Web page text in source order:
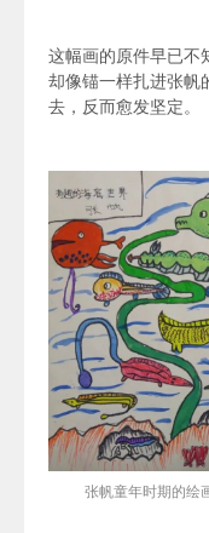
这幅画的原件早已不
却像锚一样扎进张帆
去，反而愈发坚定。
张帆童年时期的绘